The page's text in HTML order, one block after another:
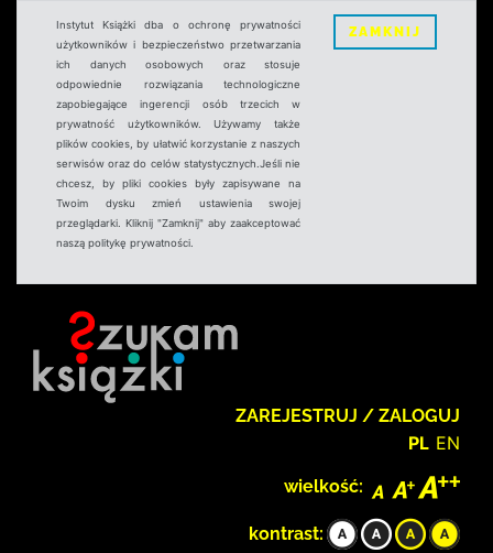
Instytut Książki dba o ochronę prywatności
użytkowników i bezpieczeństwo przetwarzania
ich danych osobowych oraz stosuje
odpowiednie rozwiązania technologiczne
zapobiegające ingerencji osób trzecich w
prywatność użytkowników. Używamy także
plików cookies, by ułatwić korzystanie z naszych
serwisów oraz do celów statystycznych.Jeśli nie
chcesz, by pliki cookies były zapisywane na
Twoim dysku zmień ustawienia swojej
przeglądarki. Kliknij "Zamknij" aby zaakceptować
naszą politykę prywatności.
ZAMKNIJ
ZAREJESTRUJ / ZALOGUJ
PL EN
wielkość:
kontrast: